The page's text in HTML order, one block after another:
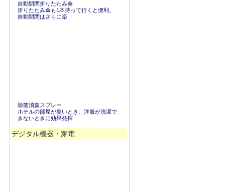
自動開閉折りたたみ傘
折りたたみ傘も1本持って行くと便利。
自動開閉はさらに楽
除菌消臭スプレー
ホテルの部屋が臭いとき、洋服が洗濯で
きないときに効果発揮
デジタル機器・家電